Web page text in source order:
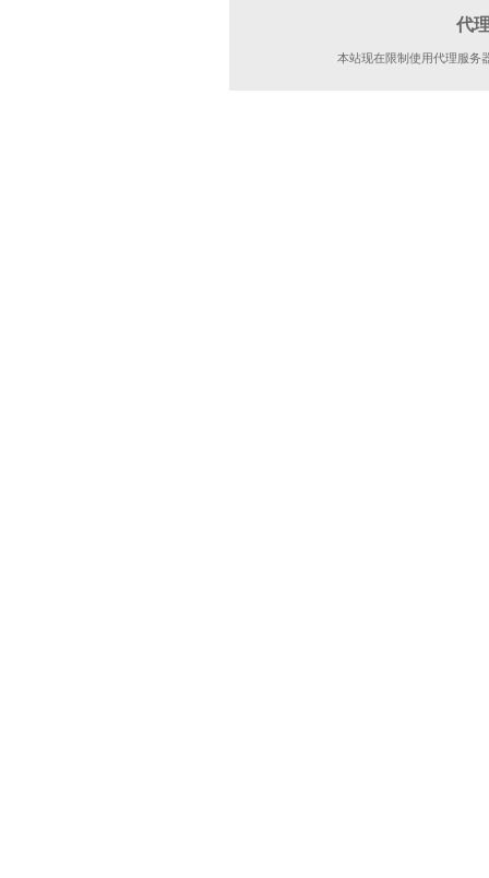
代
本站现在限制使用代理服务